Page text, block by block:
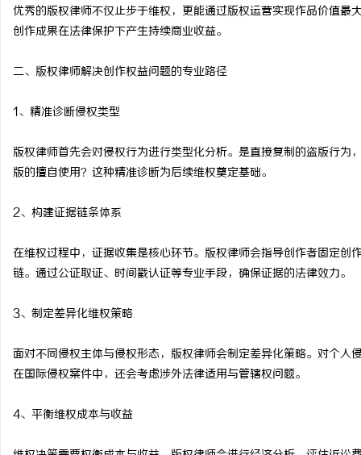
优秀的版权律师不仅止步于维权，更能通过版权运营实现作品价值
创作成果在法律保护下产生持续商业收益。
二、版权律师解决创作权益问题的专业路径
1、精准诊断侵权类型
版权律师首先会对侵权行为进行类型化分析。是直接复制的盗版行
版的擅自使用？这种精准诊断为后续维权奠定基础。
2、构建证据链条体系
在维权过程中，证据收集是核心环节。版权律师会指导创作者固定
链。通过公证取证、时间戳认证等专业手段，确保证据的法律效力。
3、制定差异化维权策略
面对不同侵权主体与侵权形态，版权律师会制定差异化策略。对个
在国际侵权案件中，还会考虑涉外法律适用与管辖权问题。
4、平衡维权成本与收益